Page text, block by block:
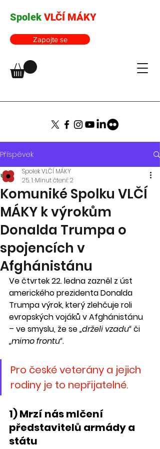
Spolek VLČÍ MÁKY
Zapojte se
Příspěvek
Komuniké Spolku VLČÍ
MÁKY k výrokům
Donalda Trumpa o
spojencích v
Afghánistánu
Spolek VLČÍ MÁKY
25. 1.Minut čtení: 2
Ve čtvrtek 22. ledna zazněl z úst
amerického prezidenta Donalda
Trumpa výrok, který zlehčuje roli
evropských vojáků v Afghánistánu
– ve smyslu, že se „drželi vzadu“ či
„mimo frontu“.
Pro české veterány a jejich
rodiny je to nepřijatelné.
1) Mrzí nás mlčení
představitelů armády a
státu